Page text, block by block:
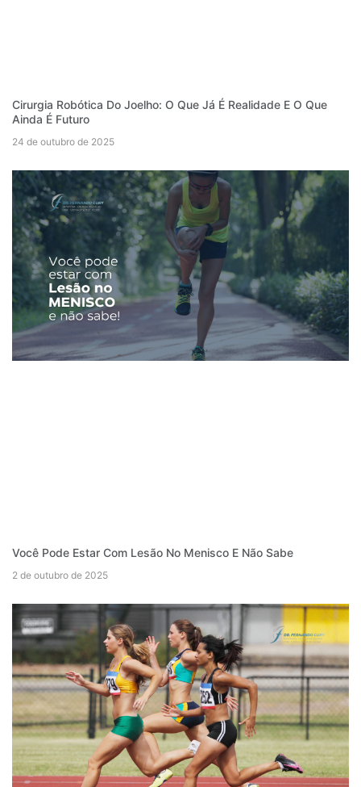
Cirurgia Robótica Do Joelho: O Que Já É Realidade E O Que
Ainda É Futuro
24 de outubro de 2025
Você Pode Estar Com Lesão No Menisco E Não Sabe
2 de outubro de 2025